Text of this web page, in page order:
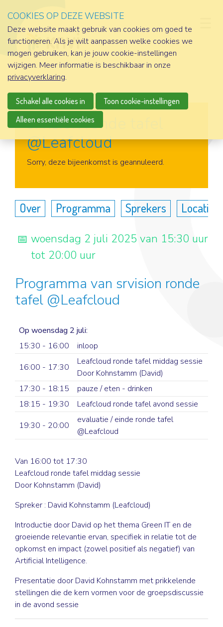
srvision ronde tafel
@Leafcloud
Aanmelden
Sorry, deze bijeenkomst is geannuleerd.
Over Programma Sprekers Locatie
woensdag 2 juli 2025 van 15:30 uur
tot 20:00 uur
Programma van srvision ronde
tafel @Leafcloud
Op woensdag 2 juli:
15:30 - 16:00
inloop
16:00 - 17:30
Leafcloud ronde tafel middag sessie
Door Kohnstamm (David)
17:30 - 18:15
pauze / eten - drinken
18:15 - 19:30
Leafcloud ronde tafel avond sessie
19:30 - 20:00
evaluatie / einde ronde tafel
@Leafcloud
Van 16:00 tot 17:30
Leafcloud ronde tafel middag sessie
Door Kohnstamm (David)
Spreker : David Kohnstamm (Leafcloud)
Introductie door David op het thema Green IT en de
groeiende relevantie ervan, specifiek in relatie tot de
opkomst en impact (zowel positief als negatief) van
Artificial Intelligence.
Presentatie door David Kohnstamm met prikkelende
stellingen die de kern vormen voor de groepsdiscussie
in de avond sessie
COOKIES OP DEZE WEBSITE
Deze website maakt gebruik van cookies om goed te
functioneren. Als je wilt aanpassen welke cookies we
mogen gebruiken, kan je jouw cookie-instellingen
wijzigen. Meer informatie is beschikbaar in onze
privacyverklaring.
Schakel alle cookies in
Toon cookie-instellingen
Alleen essentiële cookies